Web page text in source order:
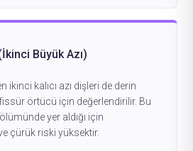
Büyük Azı)
ikinci kalıcı azı dişleri de derin
örtücü için değerlendirilir. Bu
yer aldığı için
çürük riski yüksektir.